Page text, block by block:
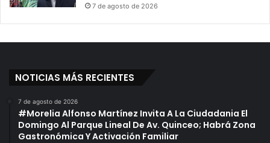
7 de agosto de 2026
NOTICIAS MÁS RECIENTES
7 de agosto de 2026
#Morelia Alfonso Martínez Invita A La Ciudadania El
Domingo Al Parque Lineal De Av. Quinceo; Habrá Zona
Gastronómica Y Activación Familiar